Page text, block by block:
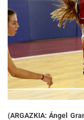
(ARGAZKIA: Ángel